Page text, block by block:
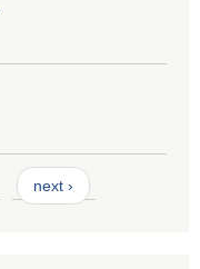
next ›